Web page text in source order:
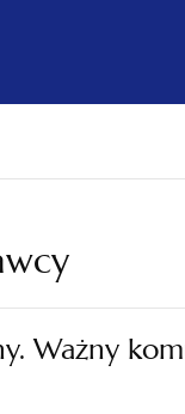
Ważny